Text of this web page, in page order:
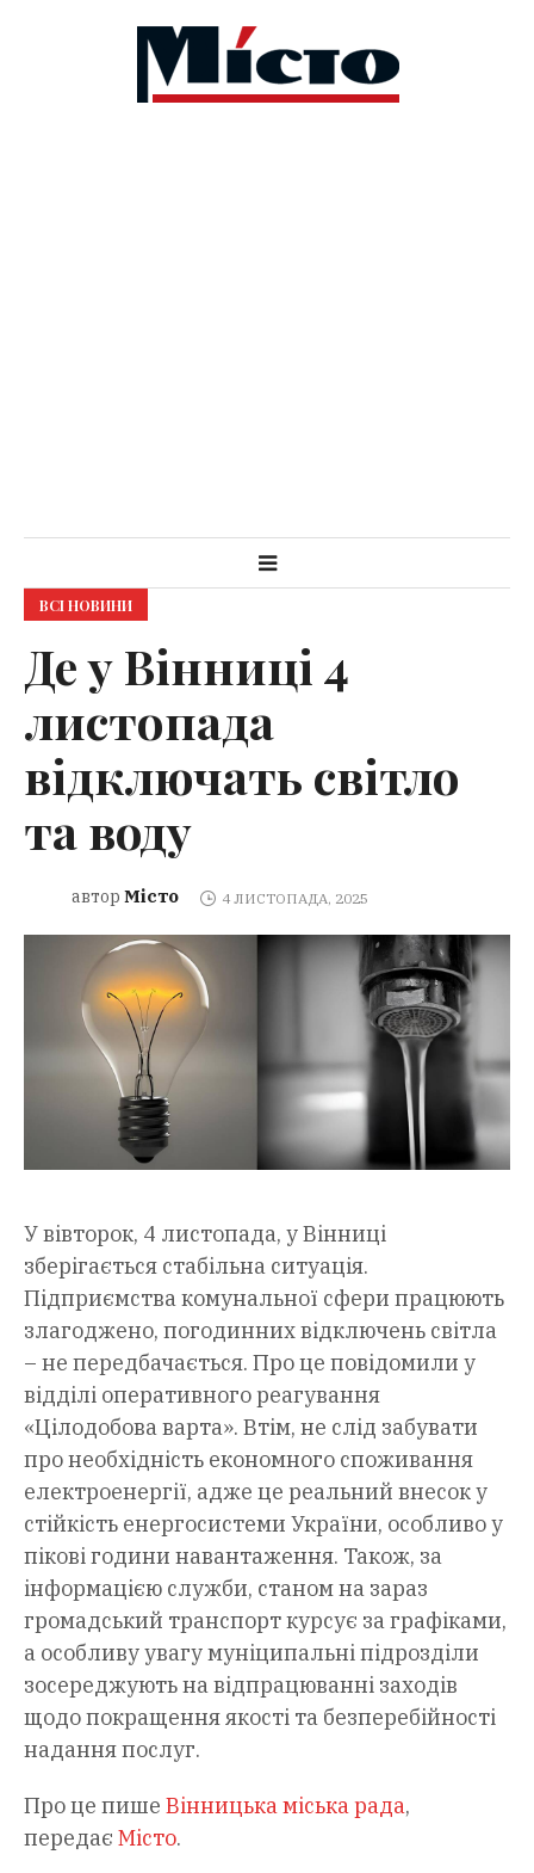
ВСІ НОВИНИ
Де у Вінниці 4
листопада
відключать світло
та воду
автор Місто 4 ЛИСТОПАДА, 2025
У вівторок, 4 листопада, у Вінниці
зберігається стабільна ситуація.
Підприємства комунальної сфери працюють
злагоджено, погодинних відключень світла
– не передбачається. Про це повідомили у
відділі оперативного реагування
«Цілодобова варта». Втім, не слід забувати
про необхідність економного споживання
електроенергії, адже це реальний внесок у
стійкість енергосистеми України, особливо у
пікові години навантаження. Також, за
інформацією служби, станом на зараз
громадський транспорт курсує за графіками,
а особливу увагу муніципальні підрозділи
зосереджують на відпрацюванні заходів
щодо покращення якості та безперебійності
надання послуг.
Про це пише Вінницька міська рада,
передає Місто.